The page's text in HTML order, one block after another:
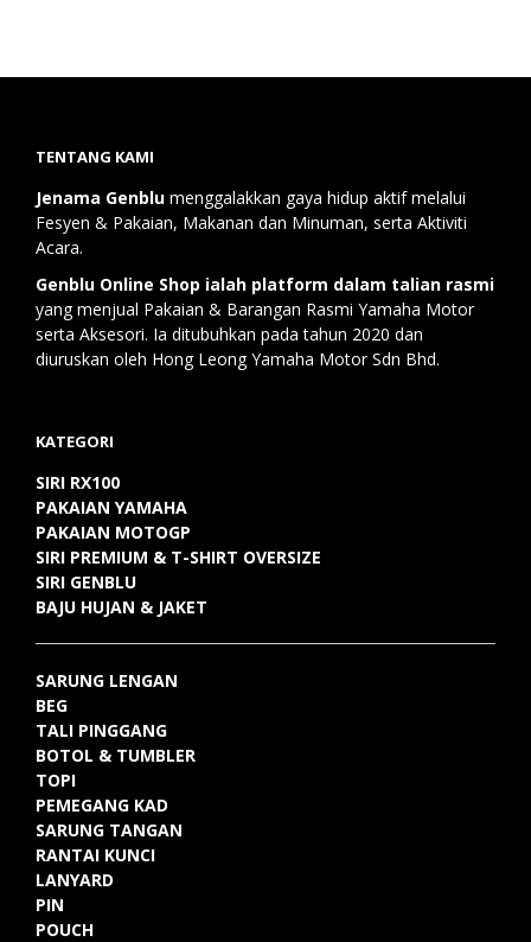
TENTANG KAMI
Jenama Genblu menggalakkan gaya hidup aktif melalui
Fesyen & Pakaian, Makanan dan Minuman, serta Aktiviti
Acara.
Genblu Online Shop ialah platform dalam talian rasmi
yang menjual Pakaian & Barangan Rasmi Yamaha Motor
serta Aksesori. Ia ditubuhkan pada tahun 2020 dan
diuruskan oleh Hong Leong Yamaha Motor Sdn Bhd.
KATEGORI
SIRI RX100
PAKAIAN YAMAHA
PAKAIAN MOTOGP
SIRI PREMIUM & T-SHIRT OVERSIZE
SIRI GENBLU
BAJU HUJAN & JAKET
SARUNG LENGAN
BEG
TALI PINGGANG
BOTOL & TUMBLER
TOPI
PEMEGANG KAD
SARUNG TANGAN
RANTAI KUNCI
LANYARD
PIN
POUCH